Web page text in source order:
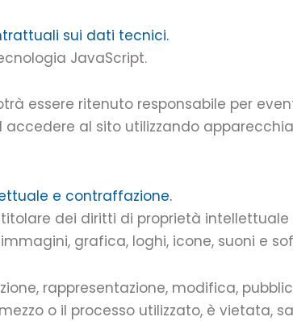
sui dati tecnici.
JavaScript.
essere ritenuto responsabile per
accedere al sito utilizzando
e contraffazione.
è titolare dei diritti di proprietà
grafica, loghi, icone, suoni e
rappresentazione, modifica,
o il processo utilizzato, è vietata,